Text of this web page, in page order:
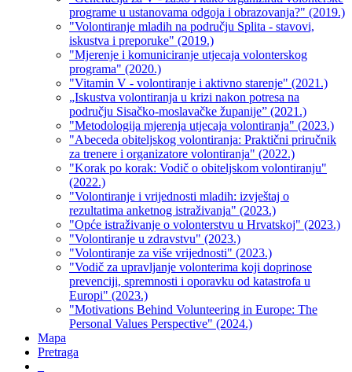
programe u ustanovama odgoja i obrazovanja?" (2019.)
"Volontiranje mladih na području Splita - stavovi,
iskustva i preporuke" (2019.)
"Mjerenje i komuniciranje utjecaja volonterskog
programa" (2020.)
"Vitamin V - volontiranje i aktivno starenje" (2021.)
„Iskustva volontiranja u krizi nakon potresa na
području Sisačko-moslavačke županije” (2021.)
"Metodologija mjerenja utjecaja volontiranja" (2023.)
"Abeceda obiteljskog volontiranja: Praktični priručnik
za trenere i organizatore volontiranja" (2022.)
"Korak po korak: Vodič o obiteljskom volontiranju"
(2022.)
"Volontiranje i vrijednosti mladih: izvještaj o
rezultatima anketnog istraživanja" (2023.)
"Opće istraživanje o volonterstvu u Hrvatskoj" (2023.)
"Volontiranje u zdravstvu" (2023.)
"Volontiranje za više vrijednosti" (2023.)
"Vodič za upravljanje volonterima koji doprinose
prevenciji, spremnosti i oporavku od katastrofa u
Europi" (2023.)
"Motivations Behind Volunteering in Europe: The
Personal Values Perspective" (2024.)
Mapa
Pretraga